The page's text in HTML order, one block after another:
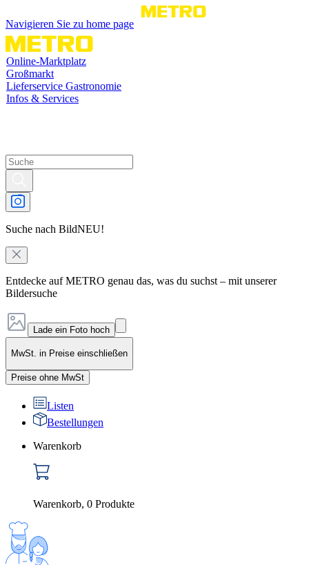
Navigieren Sie zu home page
Online-Marktplatz
Großmarkt
Lieferservice Gastronomie
Infos & Services
Suche nach BildNEU!
Entdecke auf METRO genau das, was du suchst – mit unserer
Bildersuche
Lade ein Foto hoch
MwSt. in Preise einschließen
Preise ohne MwSt
Listen
Bestellungen
Warenkorb
Warenkorb, 0 Produkte